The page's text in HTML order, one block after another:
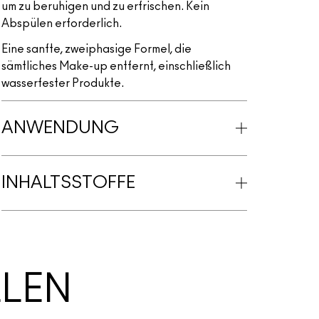
um zu beruhigen und zu erfrischen. Kein
Abspülen erforderlich.
Eine sanfte, zweiphasige Formel, die
sämtliches Make-up entfernt, einschließlich
wasserfester Produkte.
ANWENDUNG
INHALTSSTOFFE